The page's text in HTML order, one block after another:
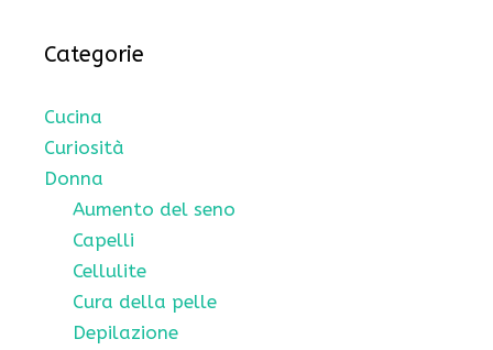
Categorie
Cucina
Curiosità
Donna
Aumento del seno
Capelli
Cellulite
Cura della pelle
Depilazione